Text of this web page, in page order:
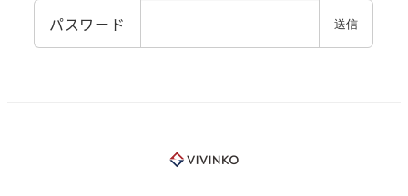
パスワード